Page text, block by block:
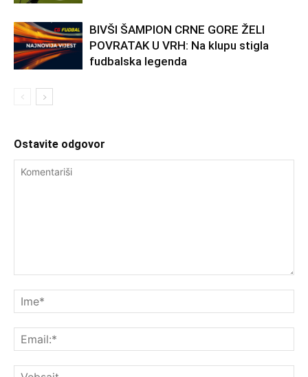
BIVŠI ŠAMPION CRNE GORE ŽELI
POVRATAK U VRH: Na klupu stigla
fudbalska legenda
Ostavite odgovor